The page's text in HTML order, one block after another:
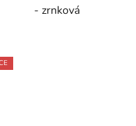
- zrnková